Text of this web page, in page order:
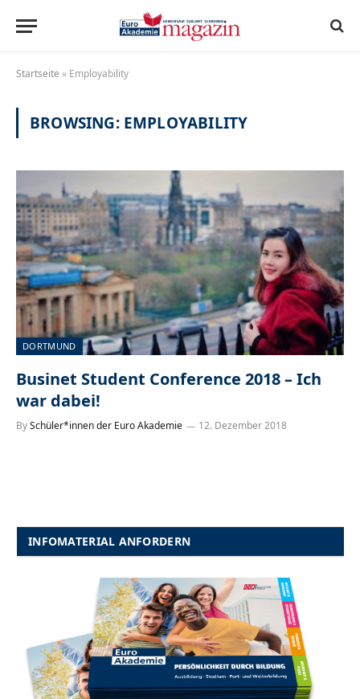
Startseite » Employability
BROWSING: EMPLOYABILITY
DORTMUND
Businet Student Conference 2018 – Ich
war dabei!
BySchüler*innen der Euro Akademie 12. Dezember 2018
INFOMATERIAL ANFORDERN